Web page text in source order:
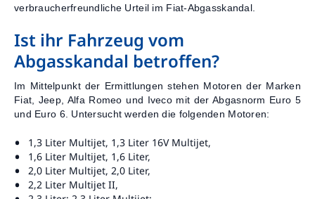
verbraucherfreundliche Urteil im Fiat-Abgasskandal.
Ist ihr Fahrzeug vom
Abgasskandal betroffen?
Im Mittelpunkt der Ermittlungen stehen Motoren der Marken
Fiat, Jeep, Alfa Romeo und Iveco mit der Abgasnorm Euro 5
und Euro 6. Untersucht werden die folgenden Motoren:
1,3 Liter Multijet, 1,3 Liter 16V Multijet,
1,6 Liter Multijet, 1,6 Liter,
2,0 Liter Multijet, 2,0 Liter,
2,2 Liter Multijet II,